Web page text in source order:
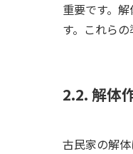
重要です。
す。これら
2.2. 解体
古民家の解